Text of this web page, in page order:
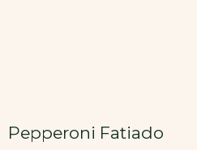
Pepperoni Fatiado